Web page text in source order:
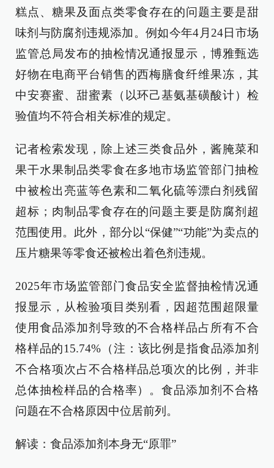
糕点、糖果及面点类零食存在的问题主要是甜
味剂与防腐剂违规添加。例如今年4月24日市场
监管总局发布的抽检情况通报显示，博雅甄选
好物在电商平台销售的西梅膳食纤维果冻，其
中安赛蜜、甜蜜素（以环己基氨基磺酸计）检
验值均不符合相关标准的规定。
记者检索发现，除上述三类食品外，酱腌菜和
果干水果制品类零食在多地市场监管部门抽检
中被检出亮蓝等色素和二氧化硫等漂白剂残留
超标；肉制品零食存在的问题主要是防腐剂超
范围使用。此外，部分以“保健”“功能”为卖点的
压片糖果等零食还被检出着色剂违规。
2025年市场监管部门食品安全监督抽检情况通
报显示，从检验项目类别看，因超范围超限量
使用食品添加剂导致的不合格样品占所有不合
格样品的15.74%（注：该比例是指食品添加剂
不合格项次占不合格样品总项次的比例，并非
总体抽检样品的合格率）。食品添加剂不合格
问题在不合格原因中位居前列。
解读：食品添加剂本身无“原罪”